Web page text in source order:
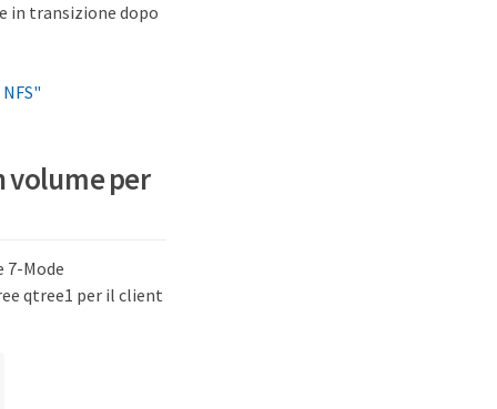
in transizione dopo
volume per
7-Mode
qtree1 per il client